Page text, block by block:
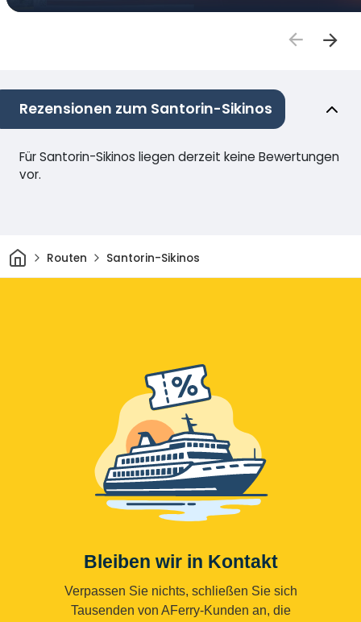
Rezensionen zum Santorin-Sikinos
Für Santorin-Sikinos liegen derzeit keine Bewertungen
vor.
HeimRouten Santorin-Sikinos
Bleiben wir in Kontakt
Verpassen Sie nichts, schließen Sie sich
Tausenden von AFerry-Kunden an, die